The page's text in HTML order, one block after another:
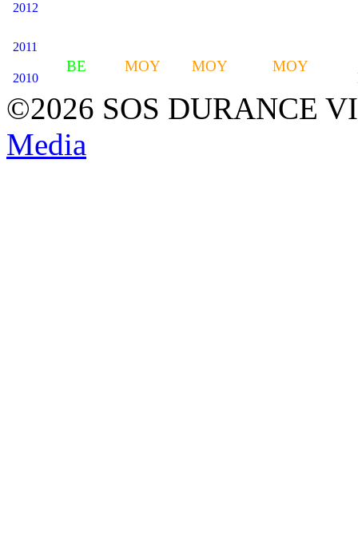
2012
BE MOY MOY MOY
2011
2010
©2026 SOS DURANCE
Media